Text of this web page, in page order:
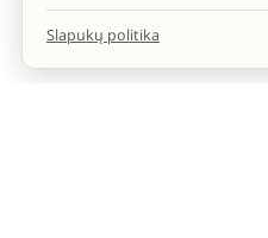
Slapukų politika